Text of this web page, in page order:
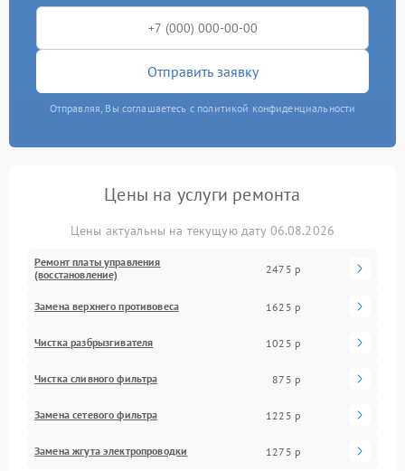
Отправить заявку
Отправляя, Вы соглашаетесь с политикой конфиденциальности
Цены на услуги ремонта
Цены актуальны на текущую дату 06.08.2026
Ремонт платы управления
(восстановление)
2475 р
Замена верхнего противовеса 1625 р
Чистка разбрызгивателя 1025 р
Чистка сливного фильтра 875 р
Замена сетевого фильтра 1225 р
Замена жгута электропроводки 1275 р